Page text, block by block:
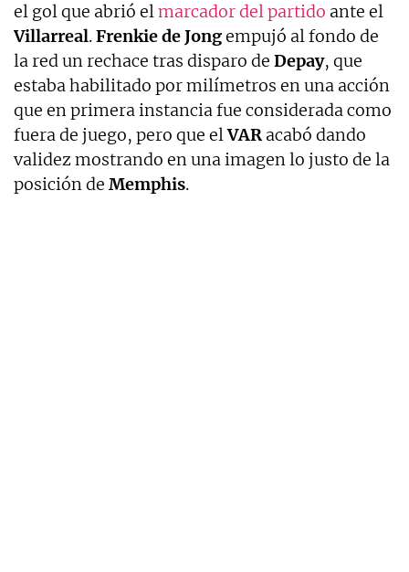
el gol que abrió elmarcador del partido ante el
Villarreal.Frenkie de Jongempujó al fondo de
la red un rechace tras disparo de Depay, que
estaba habilitado por milímetros en una acción
que en primera instancia fue considerada como
fuera de juego, pero que elVAR acabó dando
validez mostrando en una imagen lo justo de la
posición de Memphis.